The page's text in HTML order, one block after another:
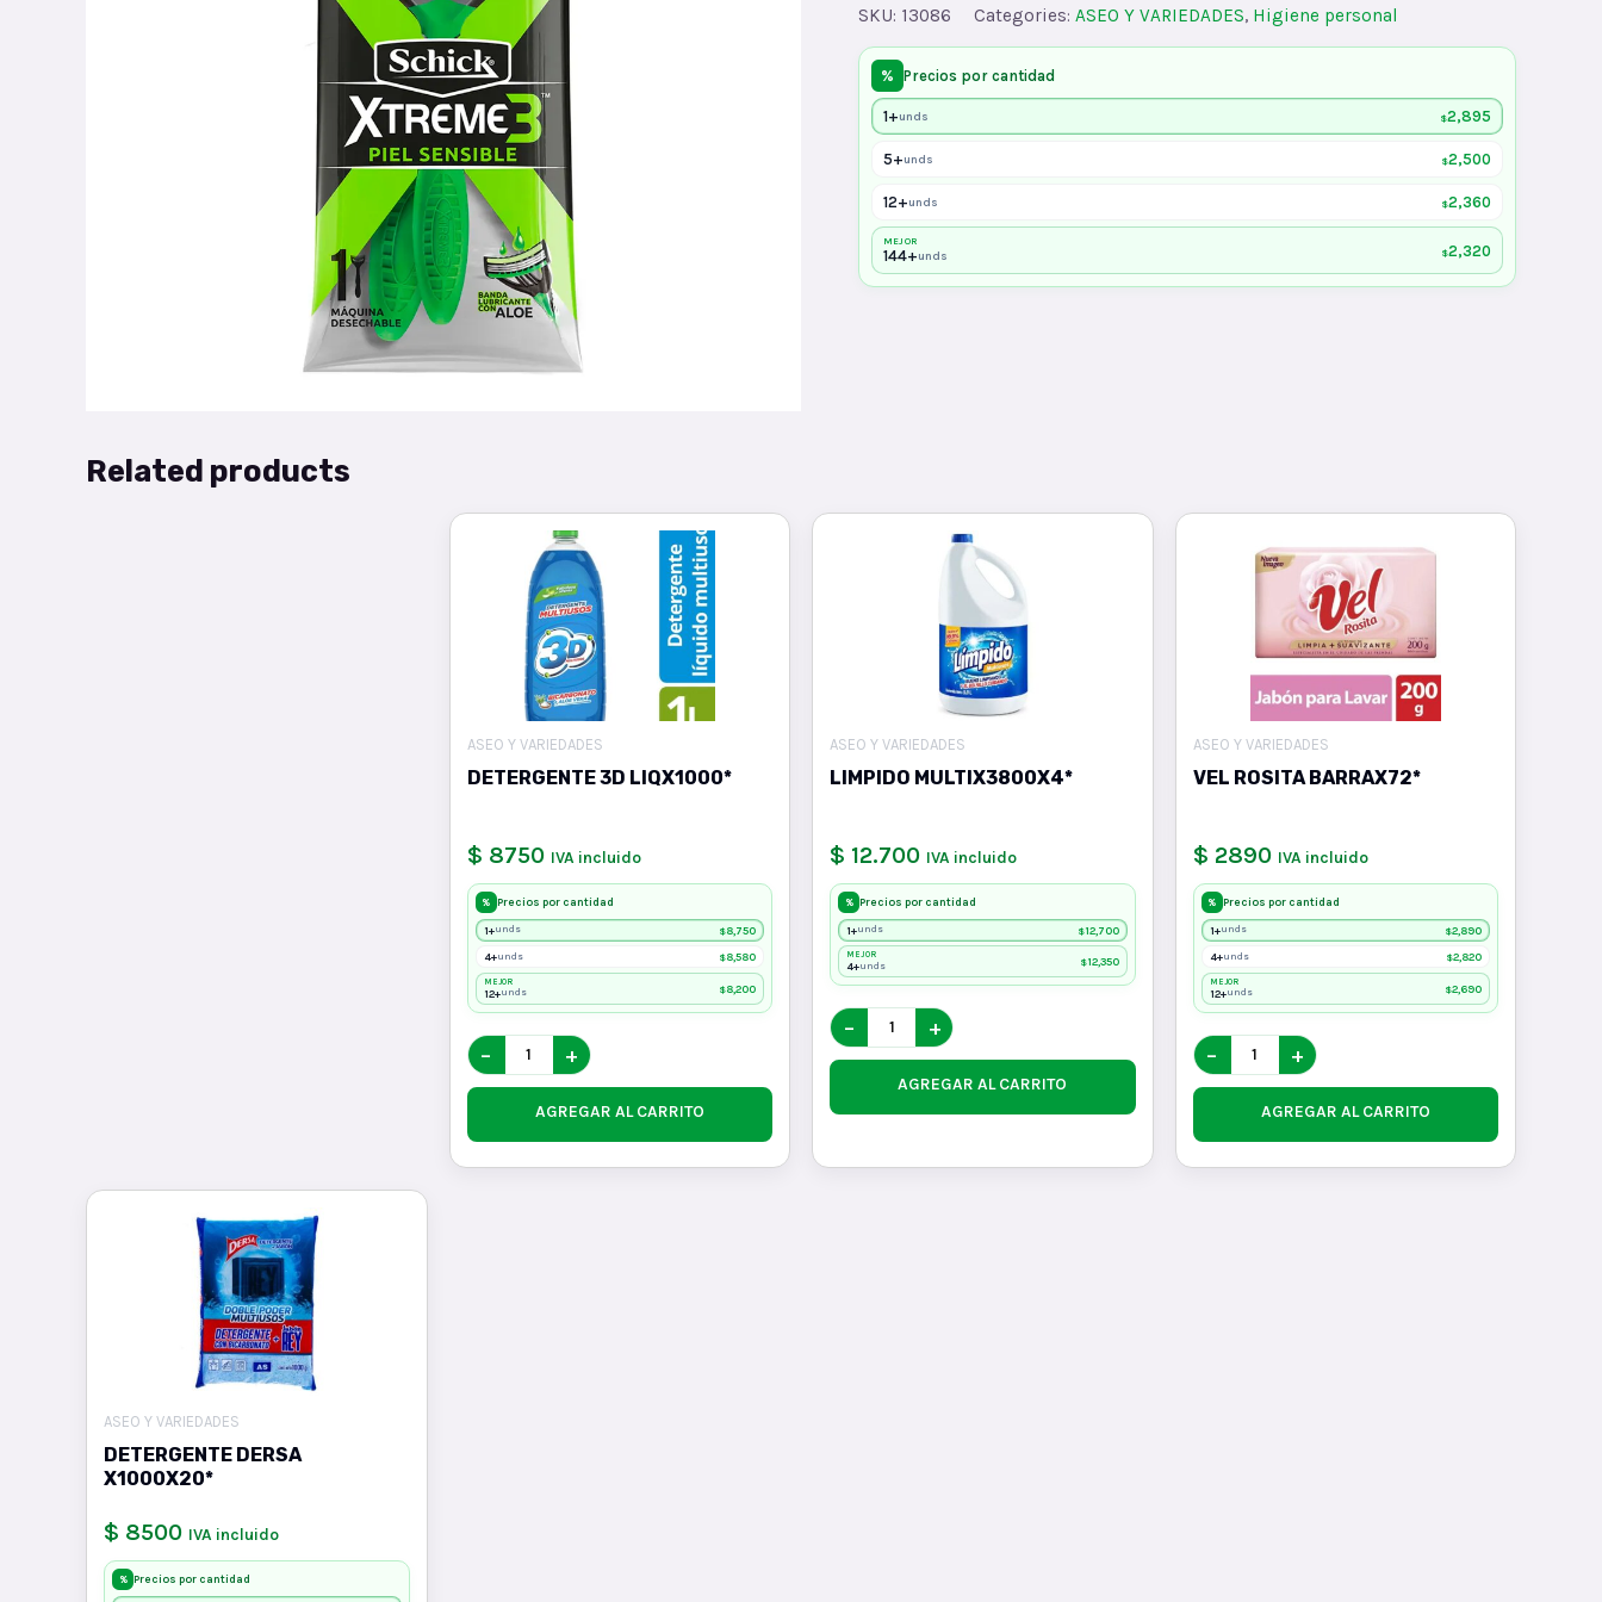
quantity
SKU: 13086 Categories: ASEO Y VARIEDADES, Higiene personal
% Precios por cantidad
1+unds $2,895
5+unds $2,500
12+unds $2,360
MEJOR
144+unds $2,320
Related products
ASEO Y VARIEDADES
DETERGENTE 3D LIQX1000*
$ 8750 IVA incluido
% Precios por cantidad
1+unds $8,750
4+unds $8,580
MEJOR
12+unds $8,200
− +
AGREGAR AL CARRITO
ASEO Y VARIEDADES
LIMPIDO MULTIX3800X4*
$ 12.700 IVA incluido
% Precios por cantidad
1+unds $12,700
MEJOR
4+unds $12,350
− +
AGREGAR AL CARRITO
ASEO Y VARIEDADES
VEL ROSITA BARRAX72*
$ 2890 IVA incluido
% Precios por cantidad
1+unds $2,890
4+unds $2,820
MEJOR
12+unds $2,690
− +
AGREGAR AL CARRITO
ASEO Y VARIEDADES
DETERGENTE DERSA
X1000X20*
$ 8500 IVA incluido
% Precios por cantidad